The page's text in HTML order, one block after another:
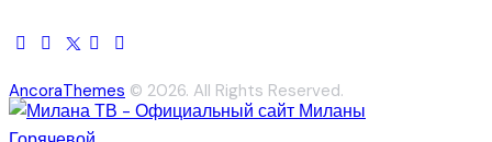
AncoraThemes © 2026. All Rights Reserved.